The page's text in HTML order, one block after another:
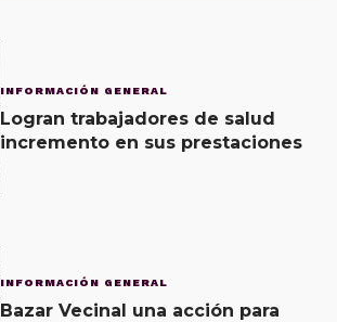
INFORMACIÓN GENERAL
Logran trabajadores de salud
incremento en sus prestaciones
INFORMACIÓN GENERAL
Bazar Vecinal una acción para